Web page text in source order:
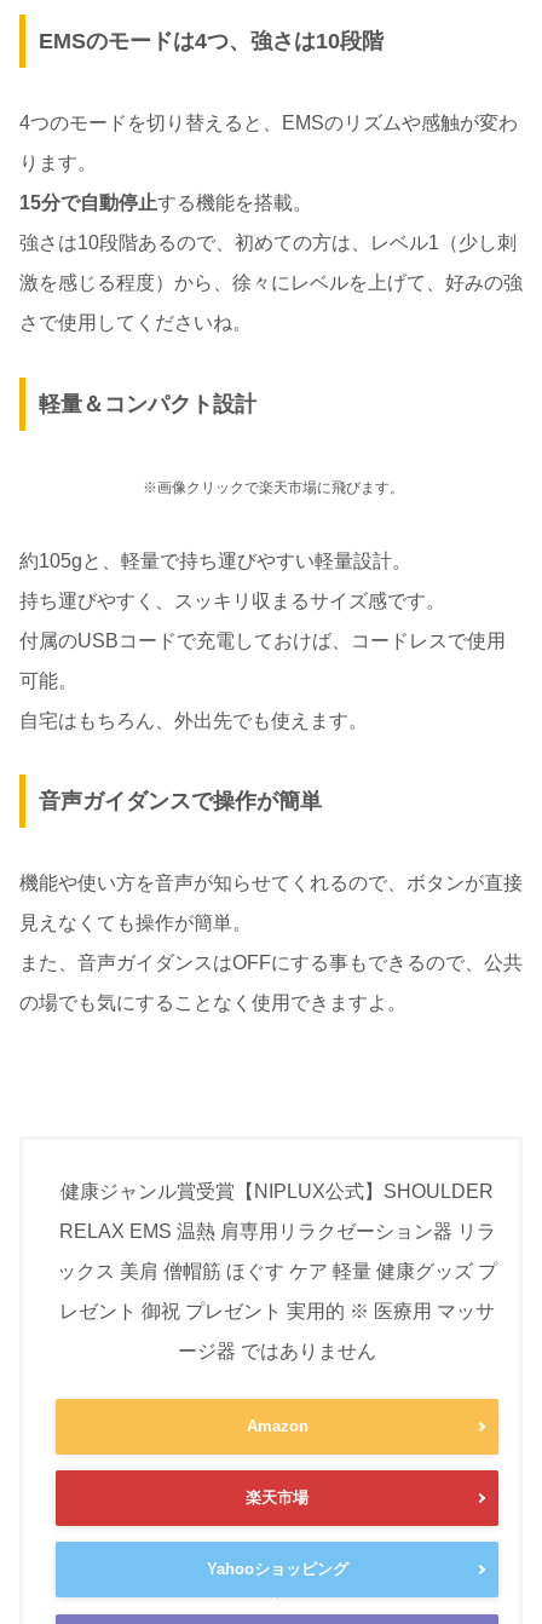
EMSのモードは4つ、強さは10段階
4つのモードを切り替えると、EMSのリズムや感触が変わ
ります。
15分で自動停止する機能を搭載。
強さは10段階あるので、初めての方は、レベル1（少し刺
激を感じる程度）から、徐々にレベルを上げて、好みの強
さで使用してくださいね。
軽量＆コンパクト設計
※画像クリックで楽天市場に飛びます。
約105gと、軽量で持ち運びやすい軽量設計。
持ち運びやすく、スッキリ収まるサイズ感です。
付属のUSBコードで充電しておけば、コードレスで使用
可能。
自宅はもちろん、外出先でも使えます。
音声ガイダンスで操作が簡単
機能や使い方を音声が知らせてくれるので、ボタンが直接
見えなくても操作が簡単。
また、音声ガイダンスはOFFにする事もできるので、公共
の場でも気にすることなく使用できますよ。
健康ジャンル賞受賞【NIPLUX公式】SHOULDER
RELAX EMS 温熱 肩専用リラクゼーション器 リラ
ックス 美肩 僧帽筋 ほぐす ケア 軽量 健康グッズ プ
レゼント 御祝 プレゼント 実用的 ※ 医療用 マッサ
ージ器 ではありません
Amazon
楽天市場
Yahooショッピング